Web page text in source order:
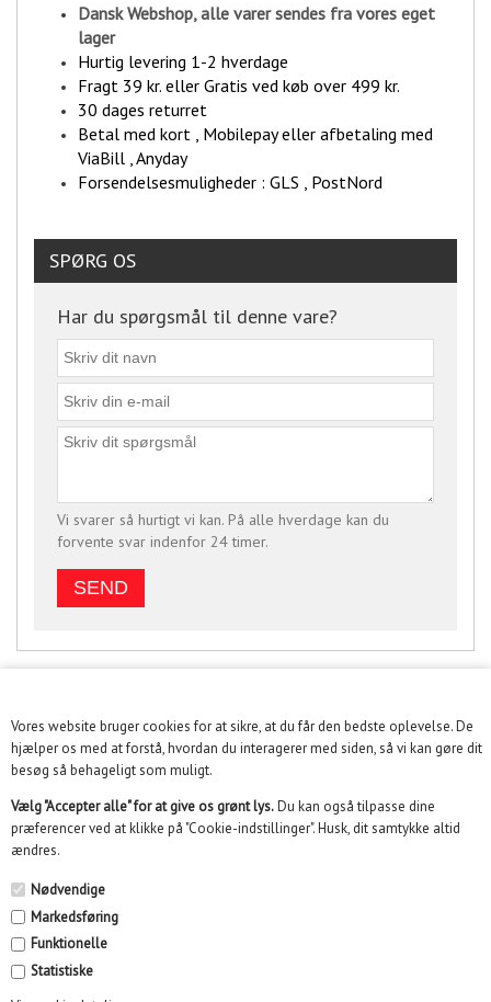
Vores website bruger cookies for at sikre, at du får den bedste oplevelse. De
hjælper os med at forstå, hvordan du interagerer med siden, så vi kan gøre dit
besøg så behageligt som muligt.
Vælg "Accepter alle" for at give os grønt lys.Du kan også tilpasse dine
præferencer ved at klikke på "Cookie-indstillinger". Husk, dit samtykke altid
ændres.
Nødvendige
Markedsføring
Funktionelle
Statistiske
Dansk Webshop, alle varer sendes fra vores eget
lager
Hurtig levering 1-2 hverdage
Fragt 39 kr. eller Gratis ved køb over 499 kr.
30 dages returret
Betal med kort , Mobilepay eller afbetaling med
ViaBill , Anyday
Forsendelsesmuligheder : GLS , PostNord
SPØRG OS
Har du spørgsmål til denne vare?
Vi svarer så hurtigt vi kan. På alle hverdage kan du
forvente svar indenfor 24 timer.
KUNDESERVICE
INFORMATION
KUNDECENTER
SOME
NYHEDSBREV